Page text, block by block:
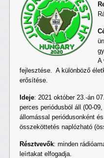
A
fejlesztése. A különböző
erősítése.
Ideje: 2021 október 23.-án
perces periódusból áll (00-
állomással periódusonként
összeköttetés naplózható
Résztvevők: minden
leírtakat elfogadja.